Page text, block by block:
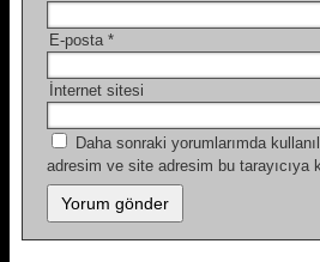
E-posta *
İnternet sitesi
Daha sonraki yorumlarımda
adresim ve site adresim bu tarayıcıya